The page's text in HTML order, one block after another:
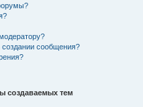
создании сообщения?
создаваемых тем